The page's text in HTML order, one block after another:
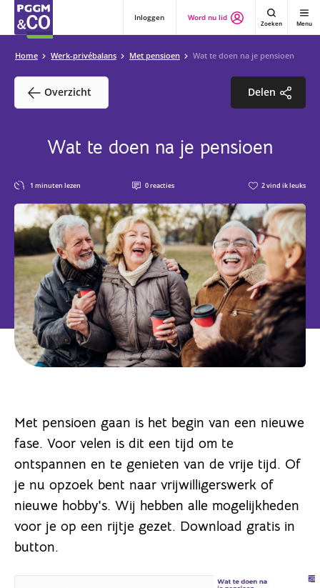
Inloggen Word nu lid
Zoeken Menu
Home Werk-privébalans Met pensioen Wat te doen na je pensioen
Wat te doen na je pensioen
1 1 minuten lezen
Overzicht Delen
0reacties 2vind ik leuks
Met pensioen gaan is het begin van een nieuwe
fase. Voor velen is dit een tijd om te
ontspannen en te genieten van de vrije tijd. Of
je nu opzoek bent naar vrijwilligerswerk of
nieuwe hobby's. Wij hebben alle mogelijkheden
voor je op een rijtje gezet. Download gratis in
button.